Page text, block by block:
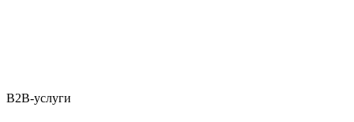
B2B-услуги